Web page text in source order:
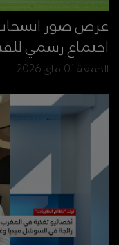
عرض صور انسحاب
اجتماع رسمي
الجمعة 01 ماي 2026